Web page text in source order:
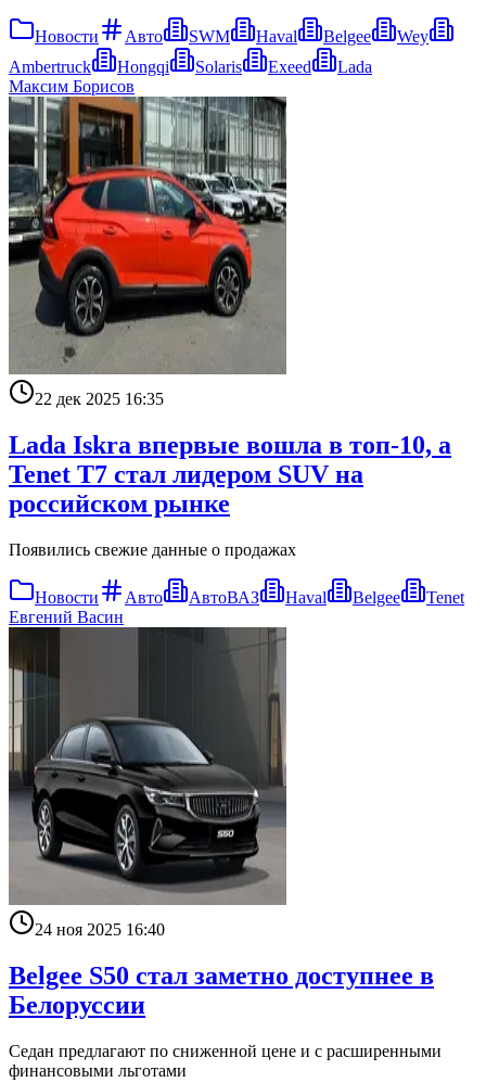
Новости Авто SWM Haval Belgee
Wey
Ambertruck
Hongqi Solaris Exeed
Lada
Максим Борисов
22 дек 2025 16:35
Lada Iskra впервые вошла в топ-10, а
Tenet T7 стал лидером SUV на
российском рынке
Появились свежие данные о продажах
Новости Авто АвтоВАЗ Haval Belgee
Tenet
Евгений Васин
24 ноя 2025 16:40
Belgee S50 стал заметно доступнее в
Белоруссии
Седан предлагают по сниженной цене и с расширенными
финансовыми льготами